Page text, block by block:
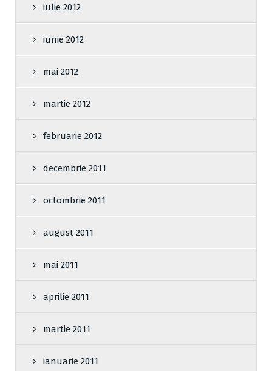
iulie 2012
iunie 2012
mai 2012
martie 2012
februarie 2012
decembrie 2011
octombrie 2011
august 2011
mai 2011
aprilie 2011
martie 2011
ianuarie 2011